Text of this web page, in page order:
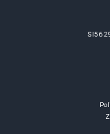
SI56